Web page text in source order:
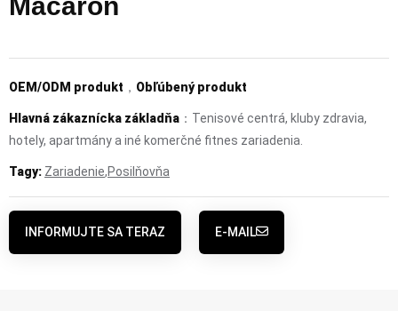
OEM/ODM produkt ， Obľúbený produkt
Hlavná zákaznícka základňa ：Tenisové centrá, kluby zdravia,
hotely, apartmány a iné komerčné fitnes zariadenia.
Tagy: Zariadenie,Posilňovňa
INFORMUJTE SA TERAZ E-MAIL